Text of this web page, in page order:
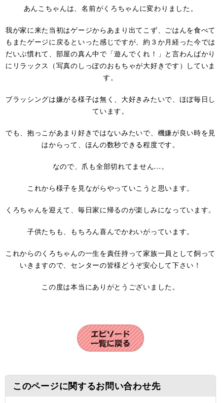
あんこちゃんは、名前がくろちゃんに変わりました。
我が家に来た当初はゲージからあまり出てこず、ごはんを食べて
もまたゲージに戻るといった感じですが、約３か月経った今では
だいぶ慣れて、部屋の真ん中で「遊んでくれ！」と言わんばかり
にリラックス（写真のしっぽのおもちゃが大好きです）していま
す。
ブラッシングは嫌がる様子は無く、大好きみたいで、ほぼ毎日し
ています。
でも、抱っこがあまり好きではないみたいで、機嫌が良い時を見
はからって、ほんの数秒できる程度です。
なので、爪も全部切れてません...。
これから様子を見ながらやっていこうと思います。
くろちゃんを迎えて、毎日家に帰るのが楽しみになっています。
子供たちも、もちろん喜んでかわいがっています。
これからのくろちゃんの一生を責任持って家族一員として飼って
いきますので、センターの皆様どうぞ安心して下さい！
この度は本当にありがとうございました。
このページに関するお問い合わせ先